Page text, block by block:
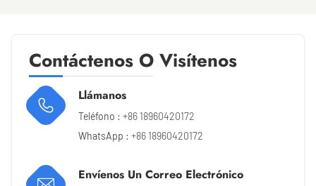
Contáctenos O Visítenos
Llámanos
Teléfono :+86 18960420172
WhatsApp :+86 18960420172
Envíenos Un Correo Electrónico